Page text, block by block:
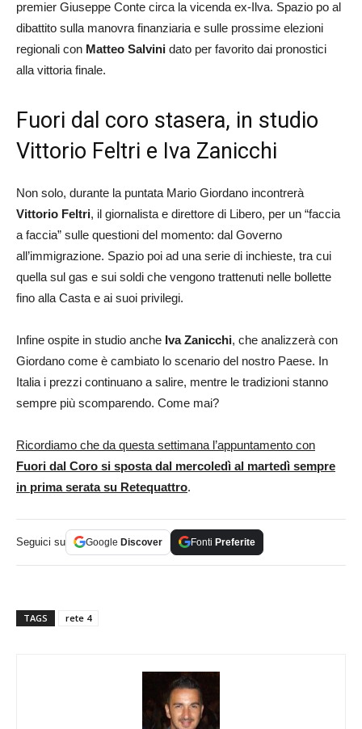
premier Giuseppe Conte circa la vicenda ex-Ilva. Spazio po al
dibattito sulla manovra finanziaria e sulle prossime elezioni
regionali con Matteo Salvini dato per favorito dai pronostici
alla vittoria finale.
Fuori dal coro stasera, in studio
Vittorio Feltri e Iva Zanicchi
Non solo, durante la puntata Mario Giordano incontrerà
Vittorio Feltri, il giornalista e direttore di Libero, per un “faccia
a faccia” sulle questioni del momento: dal Governo
all’immigrazione. Spazio poi ad una serie di inchieste, tra cui
quella sul gas e sui soldi che vengono trattenuti nelle bollette
fino alla Casta e ai suoi privilegi.
Infine ospite in studio anche Iva Zanicchi, che analizzerà con
Giordano come è cambiato lo scenario del nostro Paese. In
Italia i prezzi continuano a salire, mentre le tradizioni stanno
sempre più scomparendo. Come mai?
Ricordiamo che da questa settimana l’appuntamento con
Fuori dal Coro si sposta dal mercoledì al martedì sempre
in prima serata su Retequattro.
Seguici su Google Discover Fonti Preferite
TAGS rete 4